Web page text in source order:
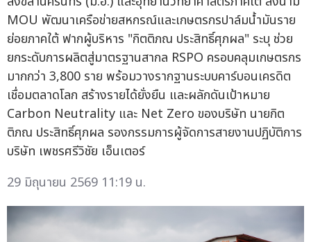
MOU พัฒนาเครือข่ายสหกรณ์และเกษตรกรปาล์มน้ำมันราย
ย่อยภาคใต้ ฟากผู้บริหาร "กิตติภณ ประสิทธิ์ศุภผล" ระบุ ช่วย
ยกระดับการผลิตสู่มาตรฐานสากล RSPO ครอบคลุมเกษตรกร
มากกว่า 3,800 ราย พร้อมวางรากฐานระบบคาร์บอนเครดิต
เชื่อมตลาดโลก สร้างรายได้ยั่งยืน และผลักดันเป้าหมาย
Carbon Neutrality และ Net Zero ของบริษัท นายกิต
ติภณ ประสิทธิ์ศุภผล รองกรรมการผู้จัดการสายงานปฏิบัติการ
บริษัท เพชรศรีวิชัย เอ็นเตอร์
29 มิถุนายน 2569 11:19 น.